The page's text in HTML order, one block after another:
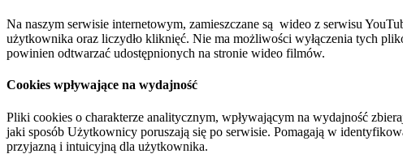
Na naszym serwisie internetowym, zamieszczane są wideo z serwisu
użytkownika oraz liczydło kliknięć. Nie ma możliwości wyłączenia tych
powinien odtwarzać udostępnionych na stronie wideo filmów.
Cookies wpływające na wydajność
Pliki cookies o charakterze analitycznym, wpływającym na wydajność
jaki sposób Użytkownicy poruszają się po serwisie. Pomagają w
przyjazną i intuicyjną dla użytkownika.